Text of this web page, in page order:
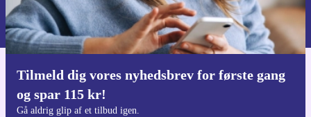
Tilmeld dig vores nyhedsbrev for første gang
og spar 115 kr!
Gå aldrig glip af et tilbud igen.
Du kan finde information omkring vores brug af personlig data i vores
Privatlivspolitik
Download refurbed appen